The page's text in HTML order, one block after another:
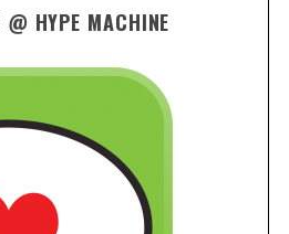
@ HYPE MACHINE